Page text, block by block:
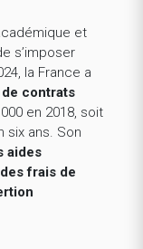
et
s’imposer
la France a
contrats
en 2018, soit
six ans. Son
aides
frais de